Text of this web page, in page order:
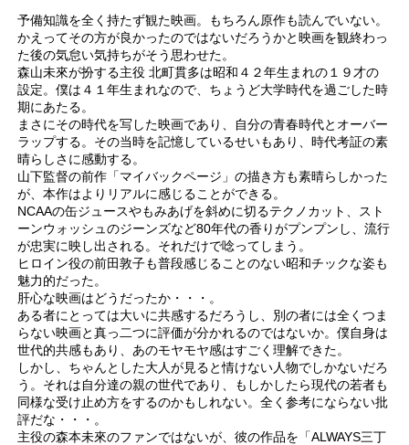
予備知識を全く持たず観た映画。もちろん原作も読んでいない。
かえってその方が良かったのではないだろうかと映画を観終わっ
た後の気怠い気持ちがそう思わせた。
森山未來が扮する主役 北町貫多は昭和４２年生まれの１９才の
設定。僕は４１年生まれなので、ちょうど大学時代を過ごした時
期にあたる。
まさにその時代を写した映画であり、自分の青春時代とオーバー
ラップする。その当時を記憶しているせいもあり、時代考証の素
晴らしさに感動する。
山下監督の前作「マイバックページ」の描き方も素晴らしかった
が、本作はよりリアルに感じることができる。
NCAAの缶ジュースやもみあげを斜めに切るテクノカット、スト
ーンウォッシュのジーンズなど80年代の香りがプンプンし、流行
が忠実に映し出される。それだけで唸ってしまう。
ヒロイン役の前田敦子も普段感じることのない昭和チックな姿も
魅力的だった。
肝心な映画はどうだったか・・・。
ある者にとっては大いに共感するだろうし、別の者には全くつま
らない映画と真っ二つに評価が分かれるのではないか。僕自身は
世代的共感もあり、あのモヤモヤ感はすごく理解できた。
しかし、ちゃんとした大人が見ると情けない人物でしかないだろ
う。それは自分達の親の世代であり、もしかしたら現代の若者も
同様な受け止め方をするのかもしれない。全く参考にならない批
評だな・・・。
主役の森本未來のファンではないが、彼の作品を「ALWAYS三丁